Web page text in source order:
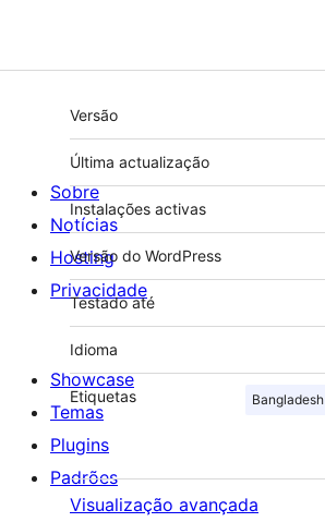
Metadados
Versão
Última actualização
Instalações activas
Versão do WordPress
Testado até
Idioma
Etiquetas Bangladesh
Visualização avançada
Sobre
Notícias
Hosting
Privacidade
Showcase
Temas
Plugins
Padrões